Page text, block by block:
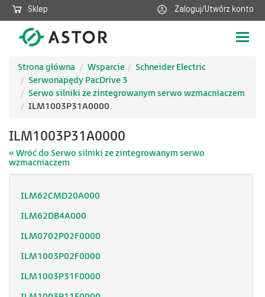
Sklep Zaloguj/Utwórz konto
Strona główna
Wsparcie
Schneider Electric
Serwonapędy PacDrive 3
Serwo silniki ze zintegrowanym serwo wzmacniaczem
ILM1003P31A0000
ILM1003P31A0000
« Wróć do Serwo silniki ze zintegrowanym serwo
wzmacniaczem
ILM62CMD20A000
ILM62DB4A000
ILM0702P02F0000
ILM1003P02F0000
ILM1003P31F0000